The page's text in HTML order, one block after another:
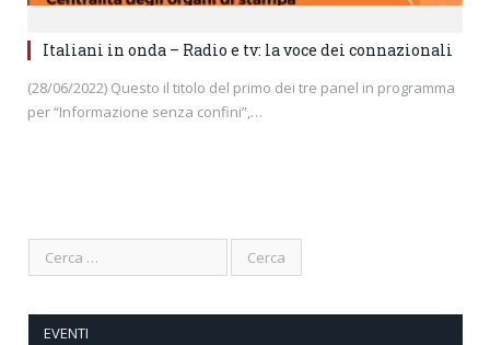
Italiani in onda – Radio e tv: la voce dei connazionali
(28/06/2022) Questo il titolo del primo dei tre panel in programma
per “Informazione senza confini”,…
EVENTI